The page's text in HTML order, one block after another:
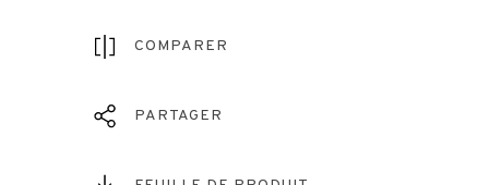
COMPARER
PARTAGER